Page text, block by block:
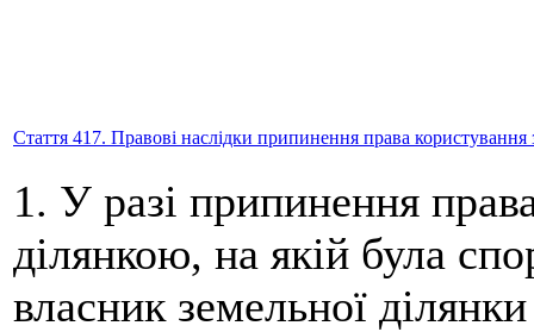
Стаття 417. Правові наслідки припинення права
1. У разі припинення
ділянкою, на якій була
власник земельної ділянки